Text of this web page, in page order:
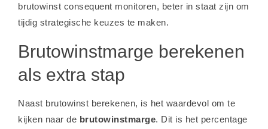
brutowinst consequent monitoren, beter in staat zijn om
tijdig strategische keuzes te maken.
Brutowinstmarge berekenen
als extra stap
Naast brutowinst berekenen, is het waardevol om te
kijken naar de brutowinstmarge. Dit is het percentage